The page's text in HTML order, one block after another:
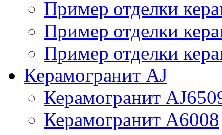
Пример отделки
Пример отделки
Пример отделки
Керамогранит AJ
Керамогранит
Керамогранит A6008